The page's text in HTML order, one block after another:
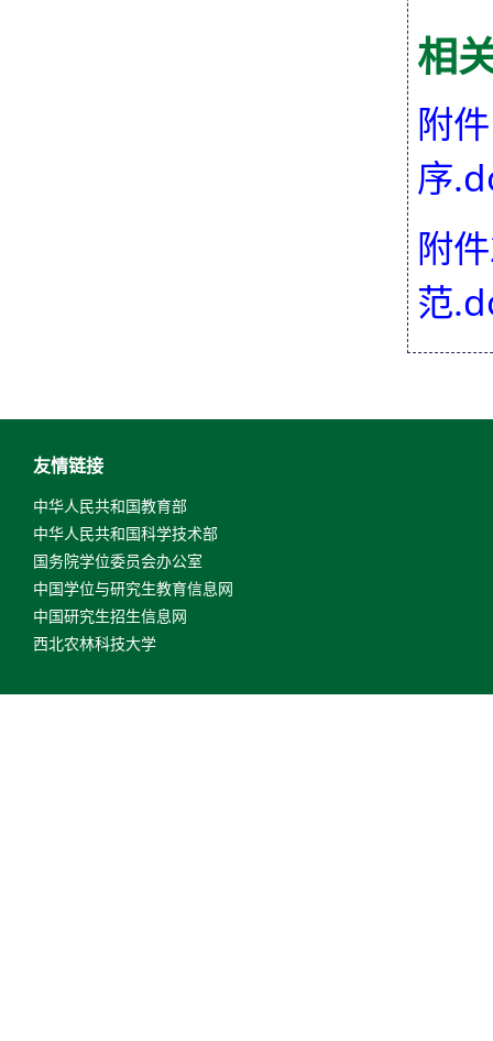
相
附
序
附
范
友情链接
中华人民共和国教育部
中华人民共和国科学技术部
国务院学位委员会办公室
中国学位与研究生教育信息网
中国研究生招生信息网
西北农林科技大学